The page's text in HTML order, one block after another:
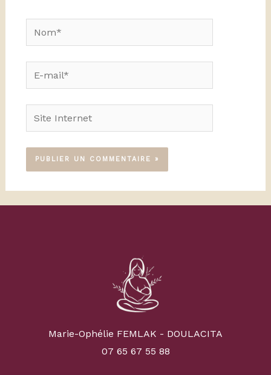
Nom*
E-
mail*
Site
Internet
Marie-Ophélie FEMLAK - DOULACITA
07 65 67 55 88